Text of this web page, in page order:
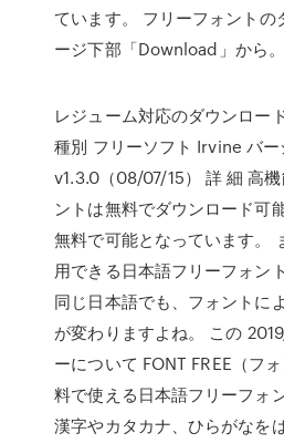
ています。 フリーフォントの
ージ下部「Download」から。
レジューム対応のダウンロー
種別 フリーソフト Irvine バ
v1.3.0（08/07/15） 詳 細 高
ントは無料でダウンロード可
無料で可能となっています。
用できる日本語フリーフォン
同じ日本語でも、フォントに
が変わりますよね。 この
ーについて FONT FREE（フ
料で使える日本語フリーフォ
漢字やカタカナ、ひらがなを